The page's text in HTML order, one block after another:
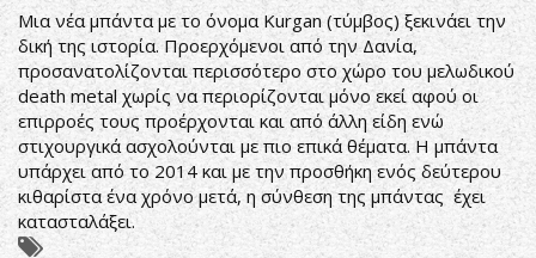
to
You
Μια νέα μπάντα με το όνομα Kurgan (τύμβος) ξεκινάει την
δική της ιστορία. Προερχόμενοι από την Δανία,
προσανατολίζονται περισσότερο στο χώρο του μελωδικού
death metal χωρίς να περιορίζονται μόνο εκεί αφού οι
επιρροές τους προέρχονται και από άλλη είδη ενώ
στιχουργικά ασχολούνται με πιο επικά θέματα. Η μπάντα
υπάρχει από το 2014 και με την προσθήκη ενός δεύτερου
κιθαρίστα ένα χρόνο μετά, η σύνθεση της μπάντας έχει
κατασταλάξει.